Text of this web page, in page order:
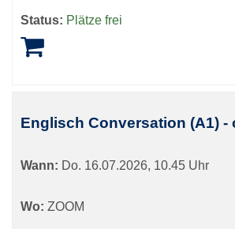
Status: Plätze frei
Englisch Conversation (A1) -
Wann: Do. 16.07.2026, 10.45 Uhr
Wo: ZOOM